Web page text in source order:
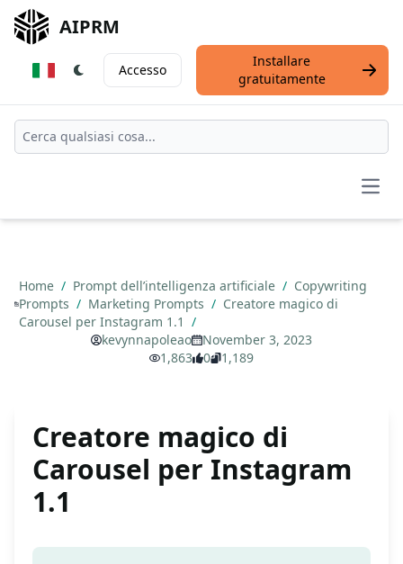
AIPRM
Accesso
Installare
gratuitamente
Home / Prompt dell’intelligenza artificiale / Copywriting
Prompts / Marketing Prompts / Creatore magico di
Carousel per Instagram 1.1 /
kevynnapoleao
November 3, 2023
1,863
0 1,189
Creatore magico di
Carousel per Instagram
1.1